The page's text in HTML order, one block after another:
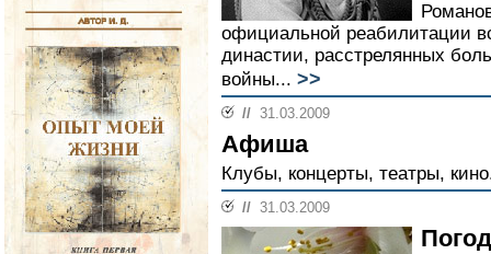
официальной реабилитации
династии, расстрелянных
войны... >>
// 31.03.2009
Афиша
Клубы, концерты, театры,
// 31.03.2009